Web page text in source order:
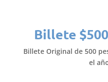
Billete
Billete Original de 500
el